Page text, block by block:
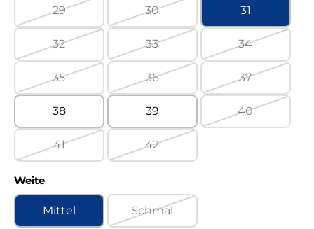
29
(Diese Option ist zurzeit nicht verfügbar.)
30 31
32
(Diese Option ist zurzeit nicht verfügbar.)
33
(Diese Option ist zurzeit nicht
34
35
(Diese Option ist zurzeit nicht verfügbar.)
36
(Diese Option ist zurzeit nicht
37
38 39 40
41
(Diese Option ist zurzeit nicht verfügbar.)
42
Weiteauswählen
Mittel Schmal